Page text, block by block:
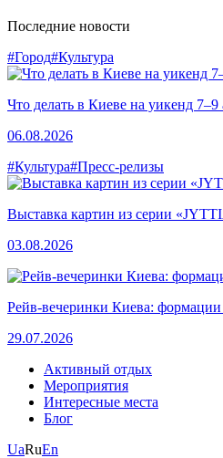
Последние новости
#Город#Культура
Что делать в Киеве на уикенд
06.08.2026
#Культура#Пресс-релизы
Выставка картин из серии
03.08.2026
Рейв-вечеринки Киева:
29.07.2026
Активный отдых
Мероприятия
Интересные места
Блог
UaRuEn